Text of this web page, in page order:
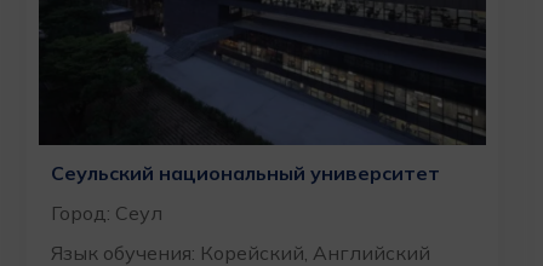
Сеульский национальный университет
Город: Сеул
Язык обучения: Корейский, Английский